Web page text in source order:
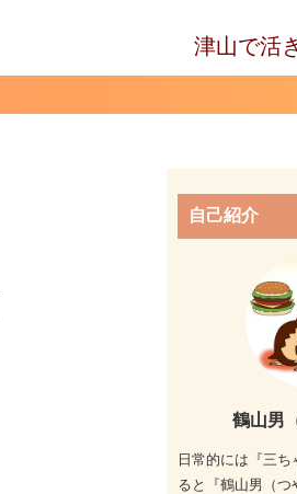
津山で活
自己紹介
鶴山男
日常的には『三ち
ると『鶴山男（つ